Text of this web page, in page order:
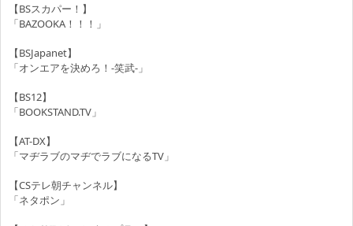
【BSスカパー！】
「BAZOOKA！！！」
【BSJapanet】
「オンエアを決めろ！-笑武-」
【BS12】
「BOOKSTAND.TV」
【AT-DX】
「マヂラブのマヂでラブになるTV」
【CSテレ朝チャンネル】
「ネタポン」